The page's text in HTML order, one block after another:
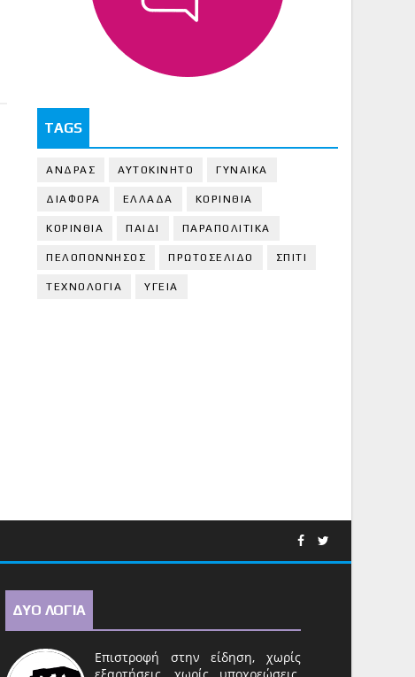
TAGS
ΑΝΔΡΑΣ ΑΥΤΟΚΙΝΗΤΟ ΓΥΝΑΙΚΑ
ΔΙΑΦΟΡΑ ΕΛΛΑΔΑ ΚΟΡΙΝΘΙΑ
ΚΟΡΙΝΘΙA ΠΑΙΔΙ ΠΑΡΑΠΟΛΙΤΙΚΑ
ΠΕΛΟΠΟΝΝΗΣΟΣ ΠΡΩΤΟΣΕΛΙΔΟ ΣΠΙΤΙ
ΤΕΧΝΟΛΟΓΙΑ ΥΓΕΙΑ
ΔΥΟ ΛΟΓΙΑ
Επιστροφή στην είδηση, χωρίς